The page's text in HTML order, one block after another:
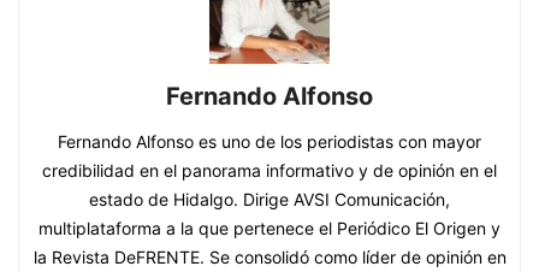
Fernando Alfonso
Fernando Alfonso es uno de los periodistas con mayor
credibilidad en el panorama informativo y de opinión en el
estado de Hidalgo. Dirige AVSI Comunicación,
multiplataforma a la que pertenece el Periódico El Origen y
la Revista DeFRENTE. Se consolidó como líder de opinión en